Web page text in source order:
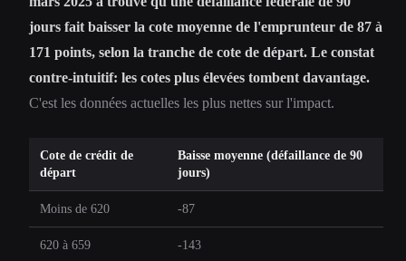
jours fait baisser la cote moyenne de l'emprunteur de 87 à
171 points, selon la tranche de cote de départ. Le constat
contre-intuitif: les cotes plus élevées tombent davantage.
C'est les données actuelles les plus nettes sur l'impact.
Cote de crédit de
départ
Baisse moyenne (défaillance de 90
jours)
Moins de 620 -87
620 à 659 -143